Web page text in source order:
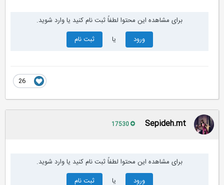
برای مشاهده این محتوا لطفاً ثبت نام کنید یا وارد شوید.
ورود
ثبت نام
Sepideh.mt
برای مشاهده این محتوا لطفاً ثبت نام کنید یا وارد شوید.
ورود
ثبت نام